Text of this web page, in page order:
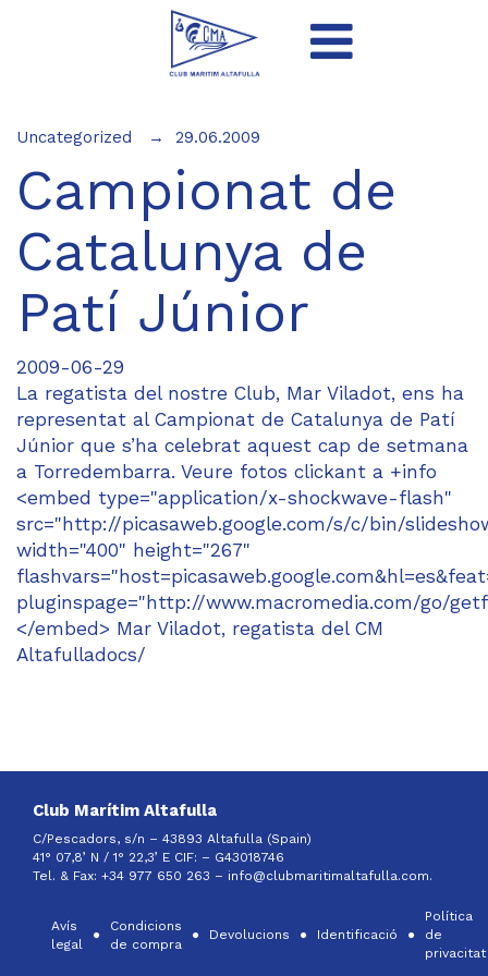
Uncategorized 29.06.2009
Campionat de
Catalunya de
Patí Júnior
2009-06-29
La regatista del nostre Club, Mar Viladot, ens ha
representat al Campionat de Catalunya de Patí
Júnior que s’ha celebrat aquest cap de setmana
a Torredembarra. Veure fotos clickant a +info
<embed type="application/x-shockwave-flash"
src="http://picasaweb.google.com/s/c/bin/
width="400" height="267"
pluginspage="http://www.macromedia.com/go/
</embed> Mar Viladot, regatista del CM
Altafulladocs/
Club Marítim Altafulla
C/Pescadors, s/n – 43893 Altafulla (Spain)
41° 07,8’ N / 1° 22,3’ E CIF: – G43018746
Tel. & Fax: +34 977 650 263 – info@clubmaritimaltafulla.com.
Avís
legal
Condicions
de compra
Devolucions Identificació
Política
de
privacitat